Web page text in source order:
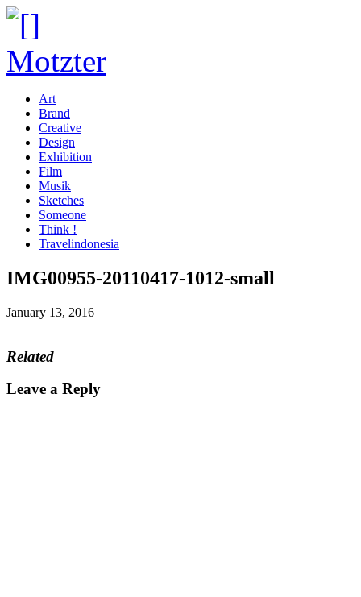
Art
Brand
Creative
Design
Exhibition
Film
Musik
Sketches
Someone
Think !
Travelindonesia
IMG00955-20110417-1012-small
January 13, 2016
Related
Leave a Reply